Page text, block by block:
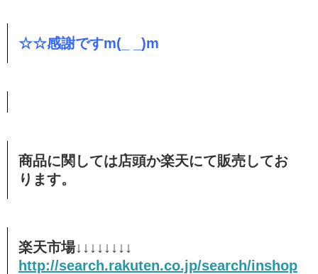
☆☆感謝ですm(_ _)m
商品に関しては店頭か楽天にて販売してお
ります。
楽天市場↓↓↓↓↓↓↓↓
http://search.rakuten.co.jp/search/inshop